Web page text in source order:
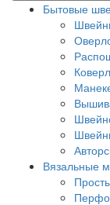
Бытовые
Вязальные